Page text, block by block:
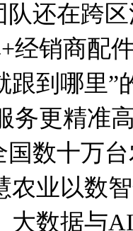
在跨区
经销商配
跟到哪里
更精准
十万台
农业以数
大数据与